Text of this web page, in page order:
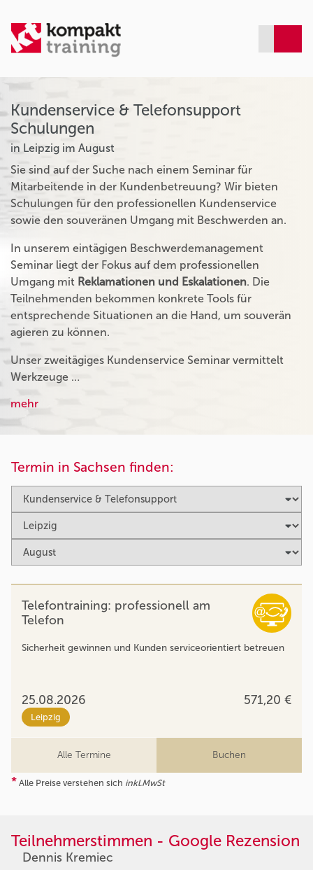
Kundenservice & Telefonsupport
Schulungen
in Leipzig im August
Sie sind auf der Suche nach einem Seminar für
Mitarbeitende in der Kundenbetreuung? Wir bieten
Schulungen für den professionellen Kundenservice
sowie den souveränen Umgang mit Beschwerden an.
In unserem eintägigen Beschwerdemanagement
Seminar liegt der Fokus auf dem professionellen
Umgang mit Reklamationen und Eskalationen. Die
Teilnehmenden bekommen konkrete Tools für
entsprechende Situationen an die Hand, um souverän
agieren zu können.
Unser zweitägiges Kundenservice Seminar vermittelt
Werkzeuge …
mehr
Termin in Sachsen finden:
Telefontraining: professionell am
Telefon
Sicherheit gewinnen und Kunden serviceorientiert betreuen
25.08.2026 571,20 €
Leipzig
Alle Termine Buchen
* Alle Preise verstehen sich inkl.MwSt
Teilnehmerstimmen - Google Rezension
Dennis Kremiec